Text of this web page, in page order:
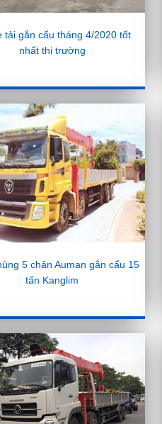
tải gắn cẩu tháng 4/2020 tốt
nhất thị trường
5 chân Auman gắn cẩu 15
tấn Kanglim